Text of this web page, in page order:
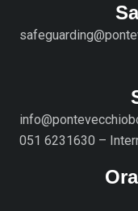
051 6231630 –